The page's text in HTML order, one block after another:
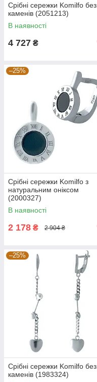
Срібні сережки Komilfo без
каменів (2051213)
В наявності
4 727 ₴
–25%
Срібні сережки Komilfo з
натуральним оніксом
(2000327)
В наявності
2 178 ₴ 2 904 ₴
–25%
Срібні сережки Komilfo без
каменів (1983324)